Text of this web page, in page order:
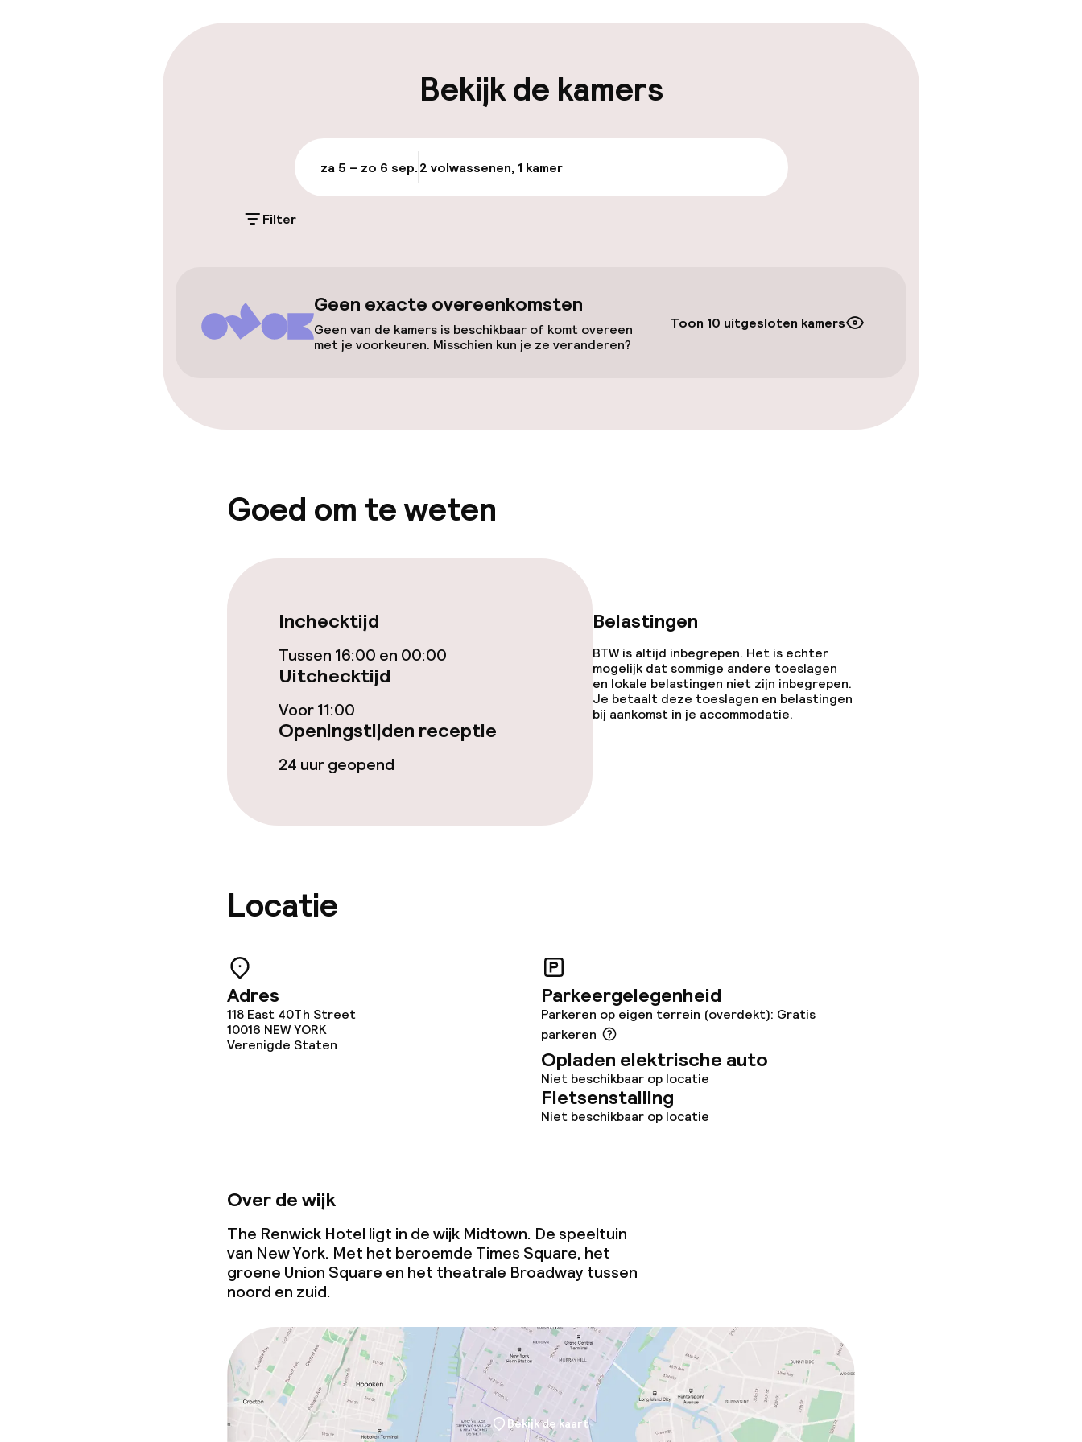
Parkeergelegenheid op eigen
Gratis parkeren
Parkeerservice
Openbaar parkeren
Fietsverhuur
Overal rolstoeltoegankelijk
Lift
Zwemmen & wellness
Entertainment
Game-kamer
Eet- en drinkgelegenheden
Eet- en drinkdiensten
Diner, vast menu
Faciliteiten en diensten voor kinderen
Wasfaciliteiten (wasmachine)
Wasservice
Zakelijke faciliteiten
Vergaderruimte
Beleid
Bekijk de kamers
za 5 – zo 6 sep.2 volwassenen, 1 kamer
Filter
Geen exacte overeenkomsten
Geen van de kamers is beschikbaar of komt overeen
met je voorkeuren. Misschien kun je ze veranderen?
Toon 10 uitgesloten kamers
Goed om te weten
Inchecktijd
Tussen 16:00 en 00:00
Uitchecktijd
Voor 11:00
Openingstijden receptie
24 uur geopend
Belastingen
BTW is altijd inbegrepen. Het is echter
mogelijk dat sommige andere toeslagen
en lokale belastingen niet zijn inbegrepen.
Je betaalt deze toeslagen en belastingen
bij aankomst in je accommodatie.
Locatie
Adres
118 East 40Th Street
10016 NEW YORK
Verenigde Staten
Parkeergelegenheid
Parkeren op eigen terrein (overdekt): Gratis
parkeren
Opladen elektrische auto
Niet beschikbaar op locatie
Fietsenstalling
Niet beschikbaar op locatie
Over de wijk
The Renwick Hotel ligt in de wijk Midtown. De speeltuin
van New York. Met het beroemde Times Square, het
groene Union Square en het theatrale Broadway tussen
noord en zuid.
Bekijk de kaart